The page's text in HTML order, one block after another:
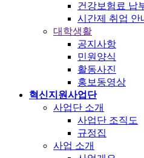
건강보험료 납
시간제 취업 안
대학생활
공지사항
민원양식
활동사진
홍보동영상
혁신지원사업단
사업단 소개
사업단 조직도
규정집
사업 소개